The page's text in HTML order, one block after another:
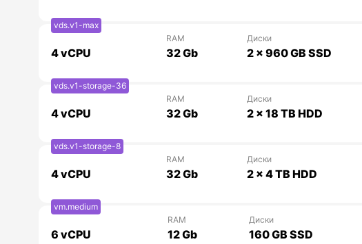
vds.v1-max
4vCPU
RAM
32 Gb
Диски
2 x 960 GB SSD
vds.v1-storage-36
4vCPU
RAM
32 Gb
Диски
2 x 18 TB HDD
vds.v1-storage-8
4vCPU
RAM
32 Gb
Диски
2 x 4 TB HDD
vm.medium
6 vCPU
RAM
12 Gb
Диски
160 GB SSD